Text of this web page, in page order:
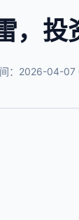
，投
：2026-04-07